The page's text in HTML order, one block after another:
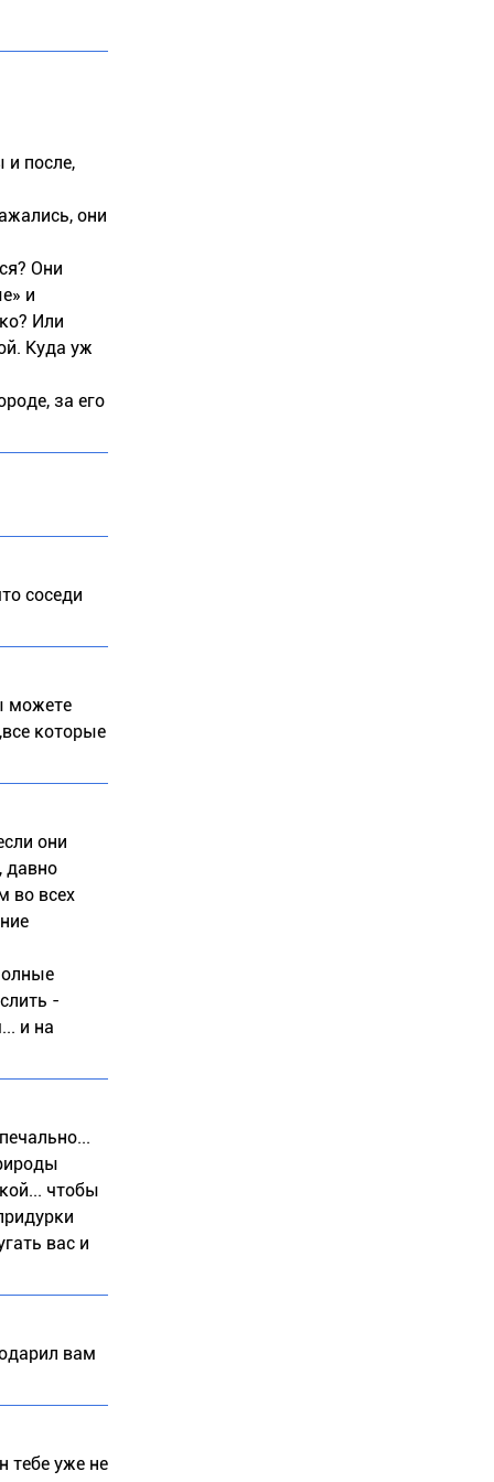
и после,
они
Они
и
Или
Куда уж
за его
соседи
можете
которые
они
во всех
-
и на
чтобы
вас и
вам
тебе уже не